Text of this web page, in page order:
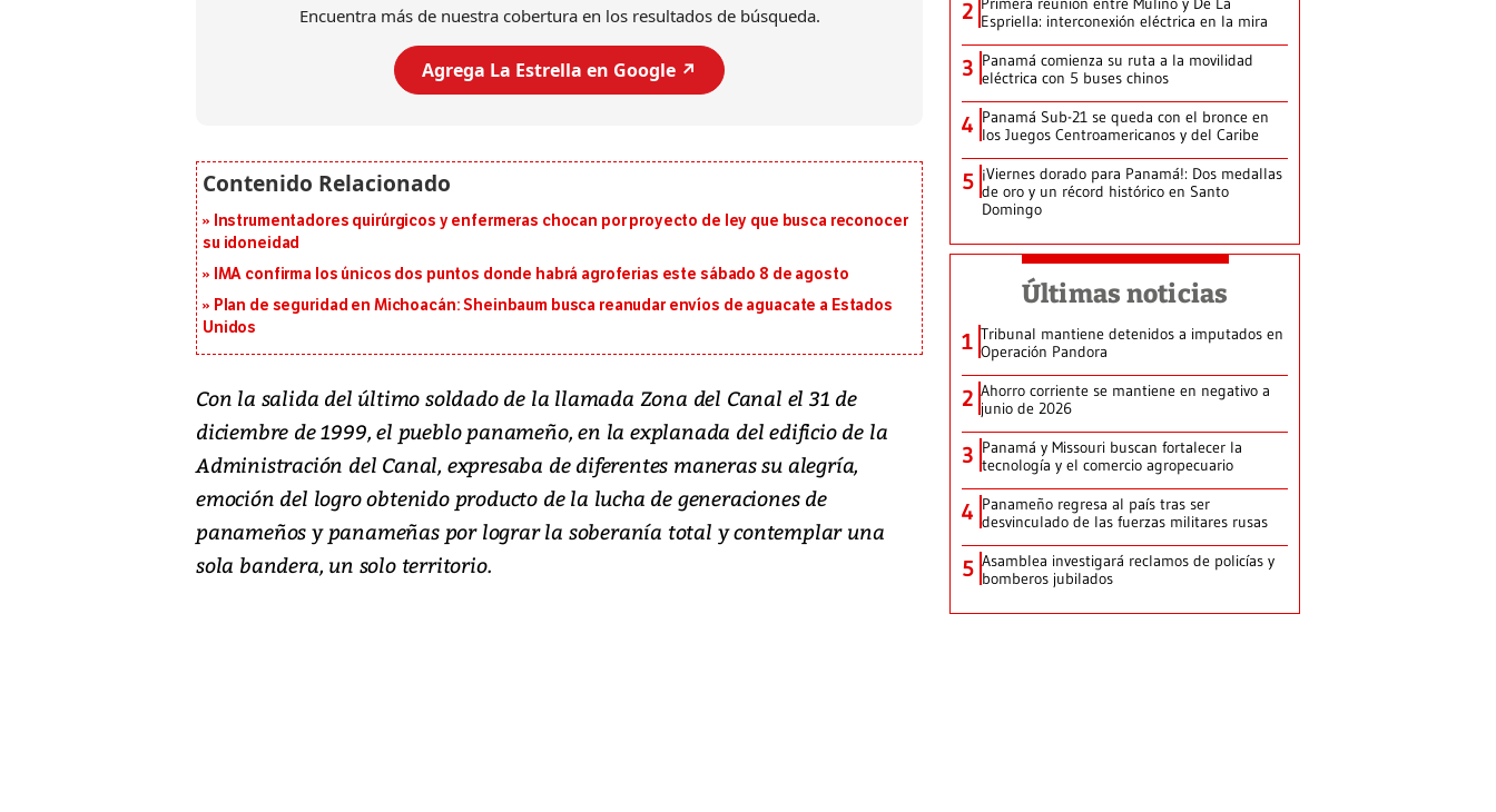
Encuentra más de nuestra cobertura en los resultados de búsqueda.
Agrega La Estrella en Google ↗️
Instrumentadores quirúrgicos y enfermeras chocan por proyecto de ley que busca reconocer
su idoneidad
IMA confirma los únicos dos puntos donde habrá agroferias este sábado 8 de agosto
Plan de seguridad en Michoacán: Sheinbaum busca reanudar envíos de aguacate a Estados
Unidos
Con la salida del último soldado de la llamada Zona del Canal el 31 de
diciembre de 1999, el pueblo panameño, en la explanada del edificio de la
Administración del Canal, expresaba de diferentes maneras su alegría,
emoción del logro obtenido producto de la lucha de generaciones de
panameños y panameñas por lograr la soberanía total y contemplar una
sola bandera, un solo territorio.
2 Espriella: interconexión eléctrica en la mira
3 Panamá comienza su ruta a la movilidad
eléctrica con 5 buses chinos
4 Panamá Sub-21 se queda con el bronce en
los Juegos Centroamericanos y del Caribe
5 ¡Viernes dorado para Panamá!: Dos medallas
de oro y un récord histórico en Santo
Domingo
Últimas noticias
1 Tribunal mantiene detenidos a imputados en
Operación Pandora
2 Ahorro corriente se mantiene en negativo a
junio de 2026
3 Panamá y Missouri buscan fortalecer la
tecnología y el comercio agropecuario
4 Panameño regresa al país tras ser
desvinculado de las fuerzas militares rusas
5 Asamblea investigará reclamos de policías y
bomberos jubilados